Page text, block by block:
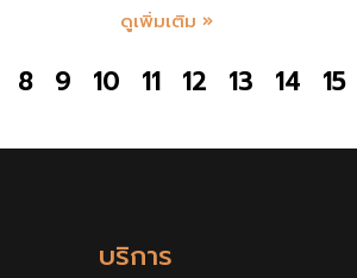
ดูเพิ่มเติม »
8 9 10 11 12 13 14 15
บริการ